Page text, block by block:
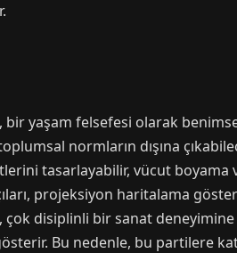
yaşam felsefesi olarak
normların dışına
tasarlayabilir, vücut boyama
projeksiyon haritalama
çok disiplinli bir sanat
Bu nedenle, bu partilere